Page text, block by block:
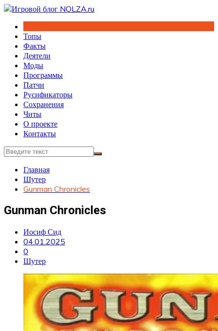
Перейти
содержимому
Топы
Факты
Деятели
Моды
Программы
Патчи
Русификаторы
Сохранения
Читы
О проекте
Контакты
Главная
Шутер
Gunman Chronicles
Gunman Chronicles
Иосиф Сид
04.01.2025
0
Шутер